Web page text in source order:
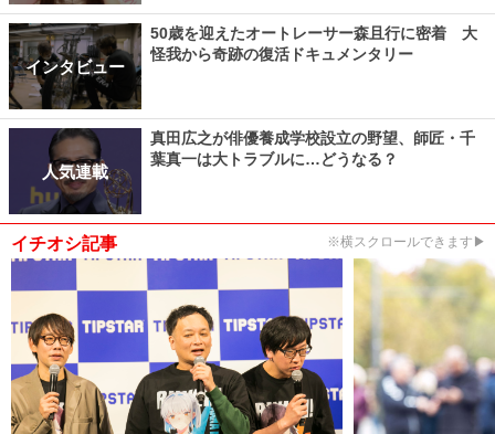
インタビュー
50歳を迎えたオートレーサー森且行に密着 大
怪我から奇跡の復活ドキュメンタリー
人気連載
真田広之が俳優養成学校設立の野望、師匠・千
葉真一は大トラブルに…どうなる？
イチオシ記事 ※横スクロールできます▶